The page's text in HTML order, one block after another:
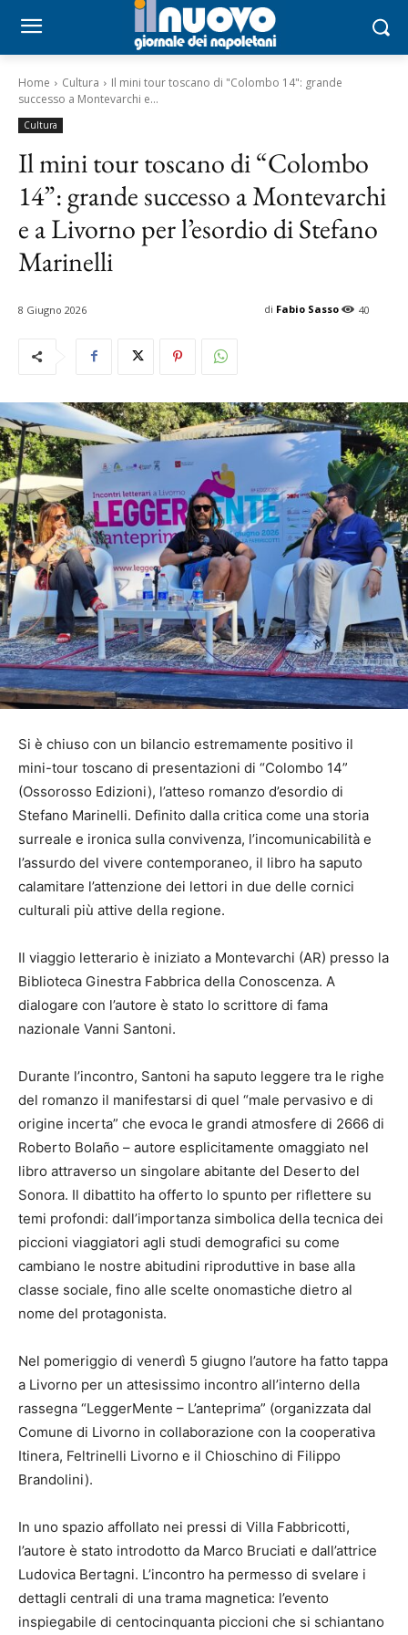
Home Cultura
Il mini tour toscano di "Colombo 14": grande
successo a Montevarchi e...
Cultura
Il mini tour toscano di “Colombo
14”: grande successo a Montevarchi
e a Livorno per l’esordio di Stefano
Marinelli
8 Giugno 2026 40
di Fabio Sasso
Si è chiuso con un bilancio estremamente positivo il
mini-tour toscano di presentazioni di “Colombo 14”
(Ossorosso Edizioni), l’atteso romanzo d’esordio di
Stefano Marinelli. Definito dalla critica come una storia
surreale e ironica sulla convivenza, l’incomunicabilità e
l’assurdo del vivere contemporaneo, il libro ha saputo
calamitare l’attenzione dei lettori in due delle cornici
culturali più attive della regione.
Il viaggio letterario è iniziato a Montevarchi (AR) presso la
Biblioteca Ginestra Fabbrica della Conoscenza. A
dialogare con l’autore è stato lo scrittore di fama
nazionale Vanni Santoni.
Durante l’incontro, Santoni ha saputo leggere tra le righe
del romanzo il manifestarsi di quel “male pervasivo e di
origine incerta” che evoca le grandi atmosfere di 2666 di
Roberto Bolaño – autore esplicitamente omaggiato nel
libro attraverso un singolare abitante del Deserto del
Sonora. Il dibattito ha offerto lo spunto per riflettere su
temi profondi: dall’importanza simbolica della tecnica dei
piccioni viaggiatori agli studi demografici su come
cambiano le nostre abitudini riproduttive in base alla
classe sociale, fino alle scelte onomastiche dietro al
nome del protagonista.
Nel pomeriggio di venerdì 5 giugno l’autore ha fatto tappa
a Livorno per un attesissimo incontro all’interno della
rassegna “LeggerMente – L’anteprima” (organizzata dal
Comune di Livorno in collaborazione con la cooperativa
Itinera, Feltrinelli Livorno e il Chioschino di Filippo
Brandolini).
In uno spazio affollato nei pressi di Villa Fabbricotti,
l’autore è stato introdotto da Marco Bruciati e dall’attrice
Ludovica Bertagni. L’incontro ha permesso di svelare i
dettagli centrali di una trama magnetica: l’evento
inspiegabile di centocinquanta piccioni che si schiantano